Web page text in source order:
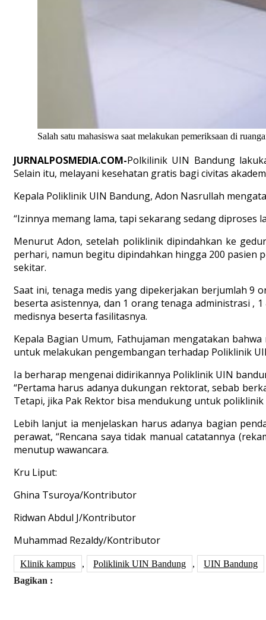
Salah satu mahasiswa saat melakukan pemeriksaan di
JURNALPOSMEDIA.COM-Polkilinik UIN Bandung
Selain itu, melayani kesehatan gratis bagi civitas
Kepala Poliklinik UIN Bandung, Adon Nasrullah
“Izinnya memang lama, tapi sekarang sedang diproses
Menurut Adon, setelah poliklinik dipindahkan ke
perhari, namun begitu dipindahkan hingga 200 pasien
sekitar.
Saat ini, tenaga medis yang dipekerjakan berjumlah 9
beserta asistennya, dan 1 orang tenaga administrasi , 1
medisnya beserta fasilitasnya.
Kepala Bagian Umum, Fathujaman mengatakan
untuk melakukan pengembangan terhadap Poliklinik
Ia berharap mengenai didirikannya Poliklinik UIN
“Pertama harus adanya dukungan rektorat, sebab
Tetapi, jika Pak Rektor bisa mendukung untuk
Lebih lanjut ia menjelaskan harus adanya bagian
perawat, “Rencana saya tidak manual catatannya
menutup wawancara.
Kru Liput:
Ghina Tsuroya/Kontributor
Ridwan Abdul J/Kontributor
Muhammad Rezaldy/Kontributor
Klinik kampus , Poliklinik UIN Bandung ,
UIN Bandung
Bagikan :